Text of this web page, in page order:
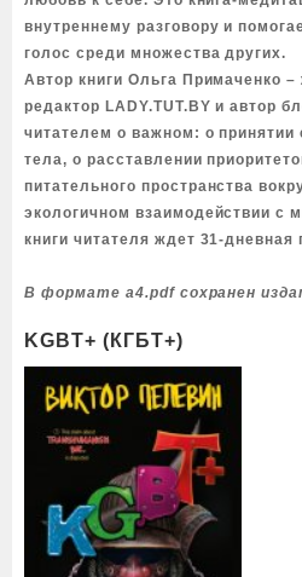
внутреннему разговору и
голос среди множества других.
Автор книги Ольга Примаченко
редактор LADY.TUT.BY и автор
читателем о важном: о принятии
тела, о расставлении
питательного пространства
экологичном взаимодействии с
книги читателя ждет 31-дневная
В формате a4.pdf сохранен
KGBT+ (КГБТ+)